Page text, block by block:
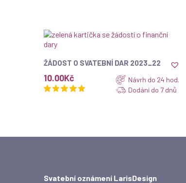
ZOBRAZIT
ŽÁDOST O SVATEBNÍ DAR 2023_22
10.00Kč
Návrh do 24 hod.
Dodání do 7 dnů
Svatební oznámení LarisDesign